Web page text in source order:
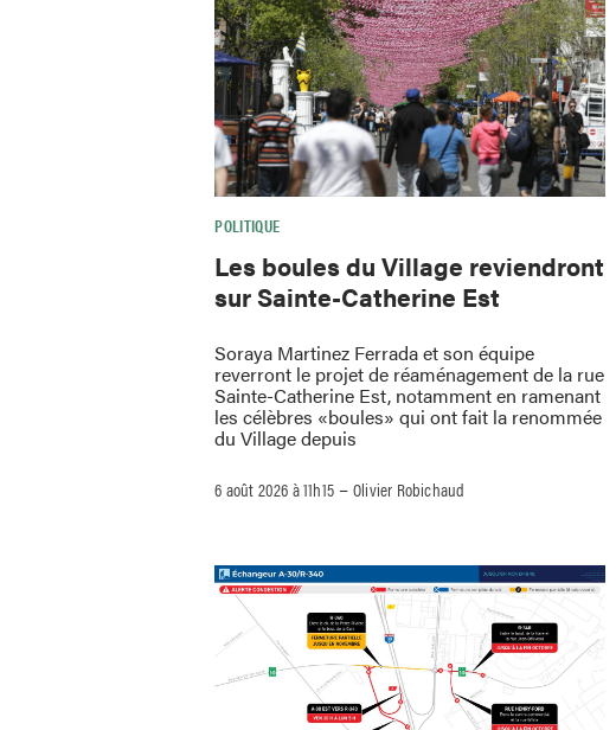
POLITIQUE
Les boules du Village reviendront
sur Sainte-Catherine Est
Soraya Martinez Ferrada et son équipe
reverront le projet de réaménagement de la rue
Sainte-Catherine Est, notamment en ramenant
les célèbres «boules» qui ont fait la renommée
du Village depuis
6 août 2026 à 11h15 –Olivier Robichaud